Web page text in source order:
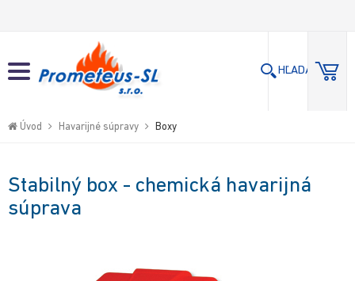
Hľadaj
to
HĽADAJ
Úvod Havarijné súpravy Boxy
Stabilný box - chemická havarijná
súprava